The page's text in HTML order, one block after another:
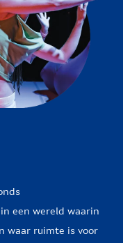
een wereld waarin
waar ruimte is voor